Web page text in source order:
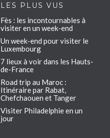
LES PLUS VUS
Fès : les incontournables à
visiter en un week-end
Un week-end pour visiter le
Luxembourg
7 lieux à voir dans les Hauts-
de-France
Road trip au Maroc :
Itinéraire par Rabat,
Chefchaouen et Tanger
Visiter Philadelphie en un
jour